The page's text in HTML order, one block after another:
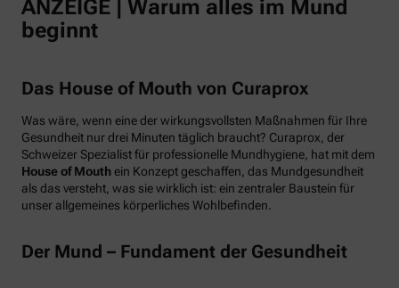
ANZEIGE | Warum alles im Mund
beginnt
Das House of Mouth von Curaprox
Was wäre, wenn eine der wirkungsvollsten Maßnahmen für Ihre
Gesundheit nur drei Minuten täglich braucht? Curaprox, der
Schweizer Spezialist für professionelle Mundhygiene, hat mit dem
House of Mouthein Konzept geschaffen, das Mundgesundheit
als das versteht, was sie wirklich ist: ein zentraler Baustein für
unser allgemeines körperliches Wohlbefinden.
Der Mund – Fundament der Gesundheit